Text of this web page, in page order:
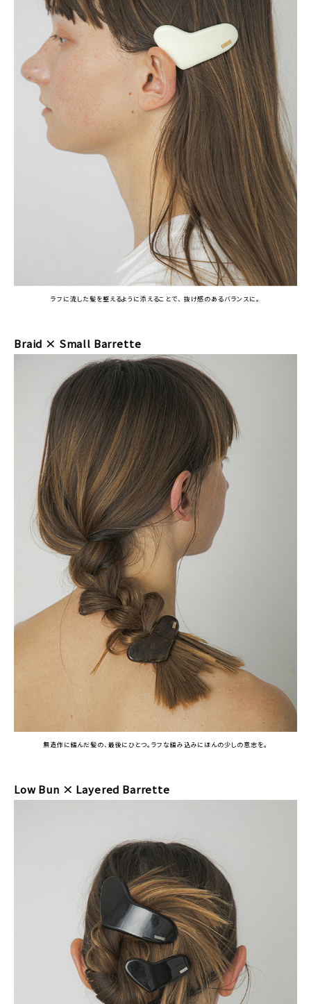
ラフに流した髪を整えるように添えることで、 抜け感のあるバランスに。
Braid × Small Barrette
無造作に編んだ髪の、最後にひとつ。ラフな編み込みにほんの少しの意志を。
Low Bun × Layered Barrette